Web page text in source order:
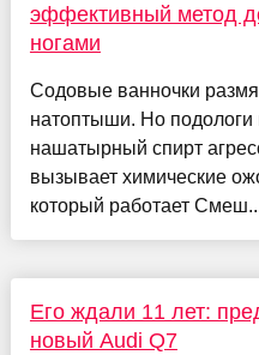
эффективный метод
ногами
Содовые ванночки
натоптыши. Но
нашатырный спирт
вызывает химические
который работает
Его ждали 11 лет:
новый Audi Q7